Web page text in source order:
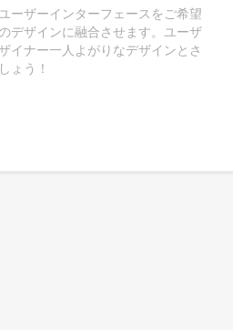
ーザーインターフェースをご希望
デザインに融合させます。ユーザ
イナー一人よがりなデザインとさ
ょう！